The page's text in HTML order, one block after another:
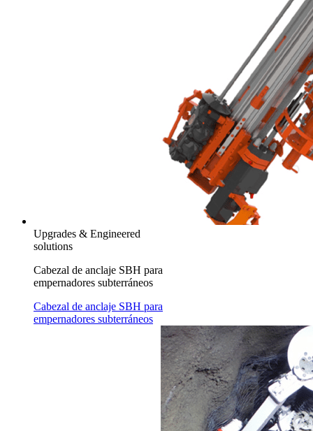
Upgrades & Engineered
solutions
Cabezal de anclaje SBH para
empernadores subterráneos
Cabezal de anclaje SBH para
empernadores subterráneos